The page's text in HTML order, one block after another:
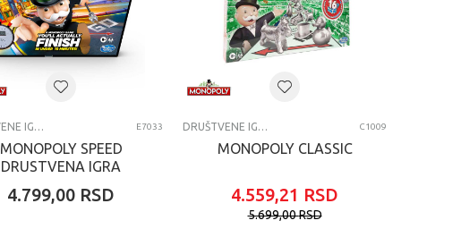
DRUŠTVENE IGRE E7033
MONOPOLY SPEED
DRUSTVENA IGRA
4.799,00 RSD
DRUŠTVENE IGRE C1009
MONOPOLY CLASSIC
4.559,21 RSD
5.699,00RSD